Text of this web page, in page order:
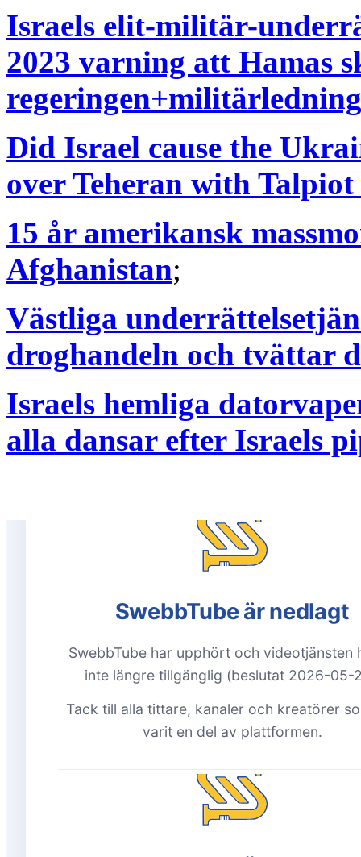
Israels elit-militär-
2023 varning att Hamas
Did Israel cause the
over Teheran with
15 år amerikansk
Afghanistan;
Västliga
droghandeln och tvättar
Israels hemliga
alla dansar efter Israels